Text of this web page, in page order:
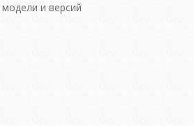
и версий